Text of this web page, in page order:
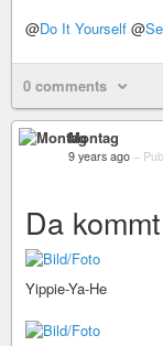
@Do It Yourself @
0 comments
Montag
9 years ago –
Da
Yippie-Ya-He